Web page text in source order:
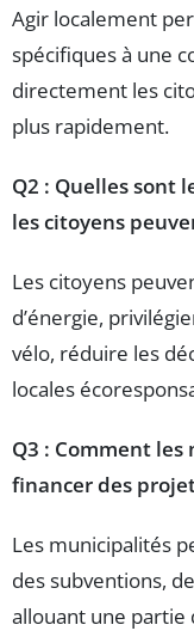
Agir localement
spécifiques à une
directement les
plus rapidement.
Q2 : Quelles sont
les citoyens
Les citoyens
d’énergie,
vélo, réduire les
locales
Q3 : Comment
financer des
Les municipalités
des subventions,
allouant une partie